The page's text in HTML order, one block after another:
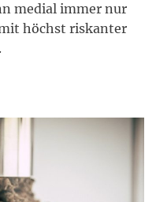
medial immer nur
höchst riskanter